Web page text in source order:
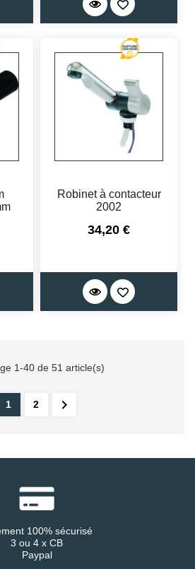
Robinet à contacteur
2002
Prix
34,20 €
1-40 de 51 article(s)
1 2 
100% sécurisé
3 ou 4 x CB
Paypal